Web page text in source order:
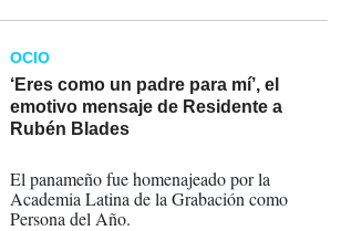
debilitan la libertad de expresión, el estado de
derecho y la separación de poderes
OCIO
‘Eres como un padre para mí’, el
emotivo mensaje de Residente a
Rubén Blades
El panameño fue homenajeado por la
Academia Latina de la Grabación como
Persona del Año.